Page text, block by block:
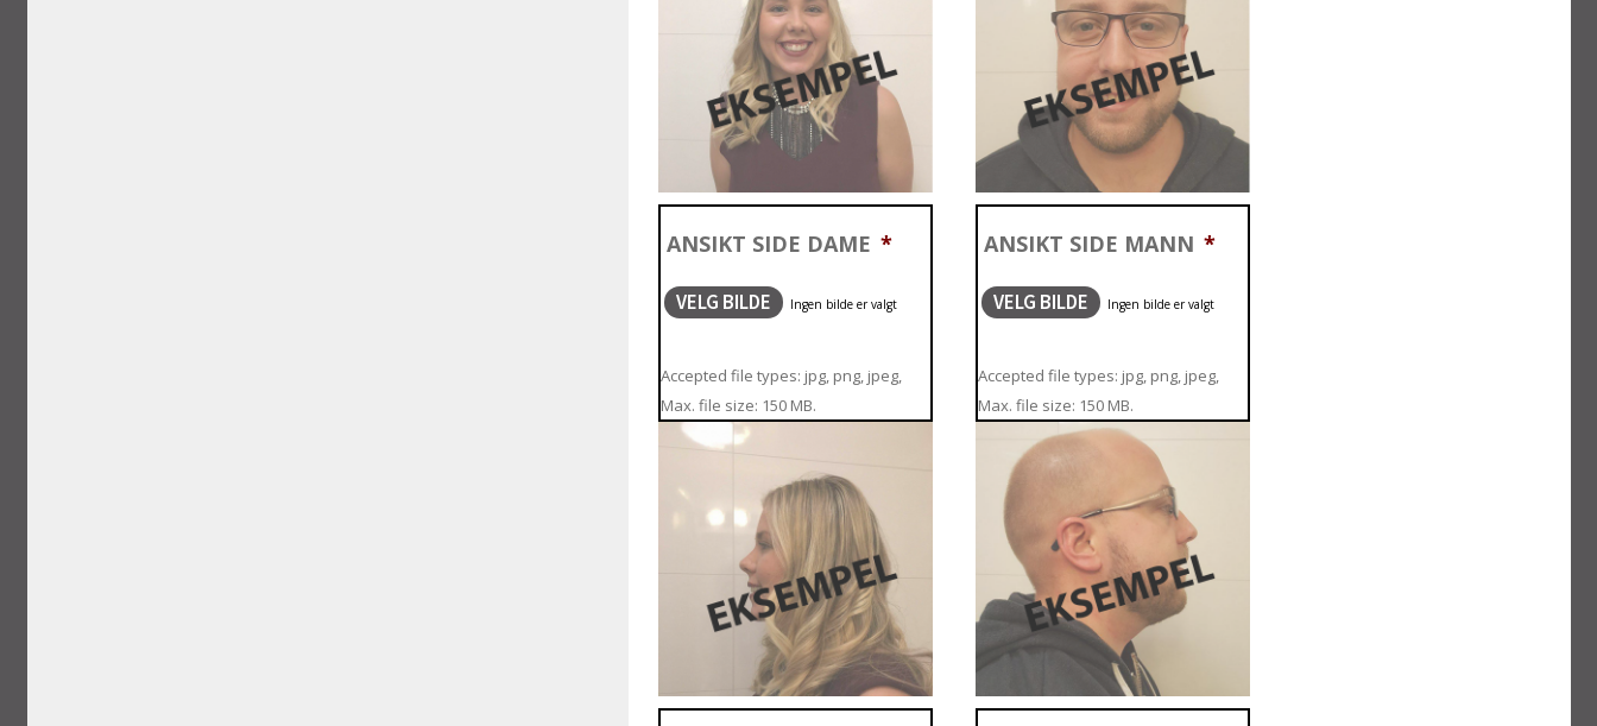
ANSIKT SIDE DAME *
VELG BILDE
Accepted file types: jpg, png, jpeg,
Max. file size: 150 MB.
ANSIKT SIDE MANN *
VELG BILDE
Accepted file types: jpg, png, jpeg,
Max. file size: 150 MB.